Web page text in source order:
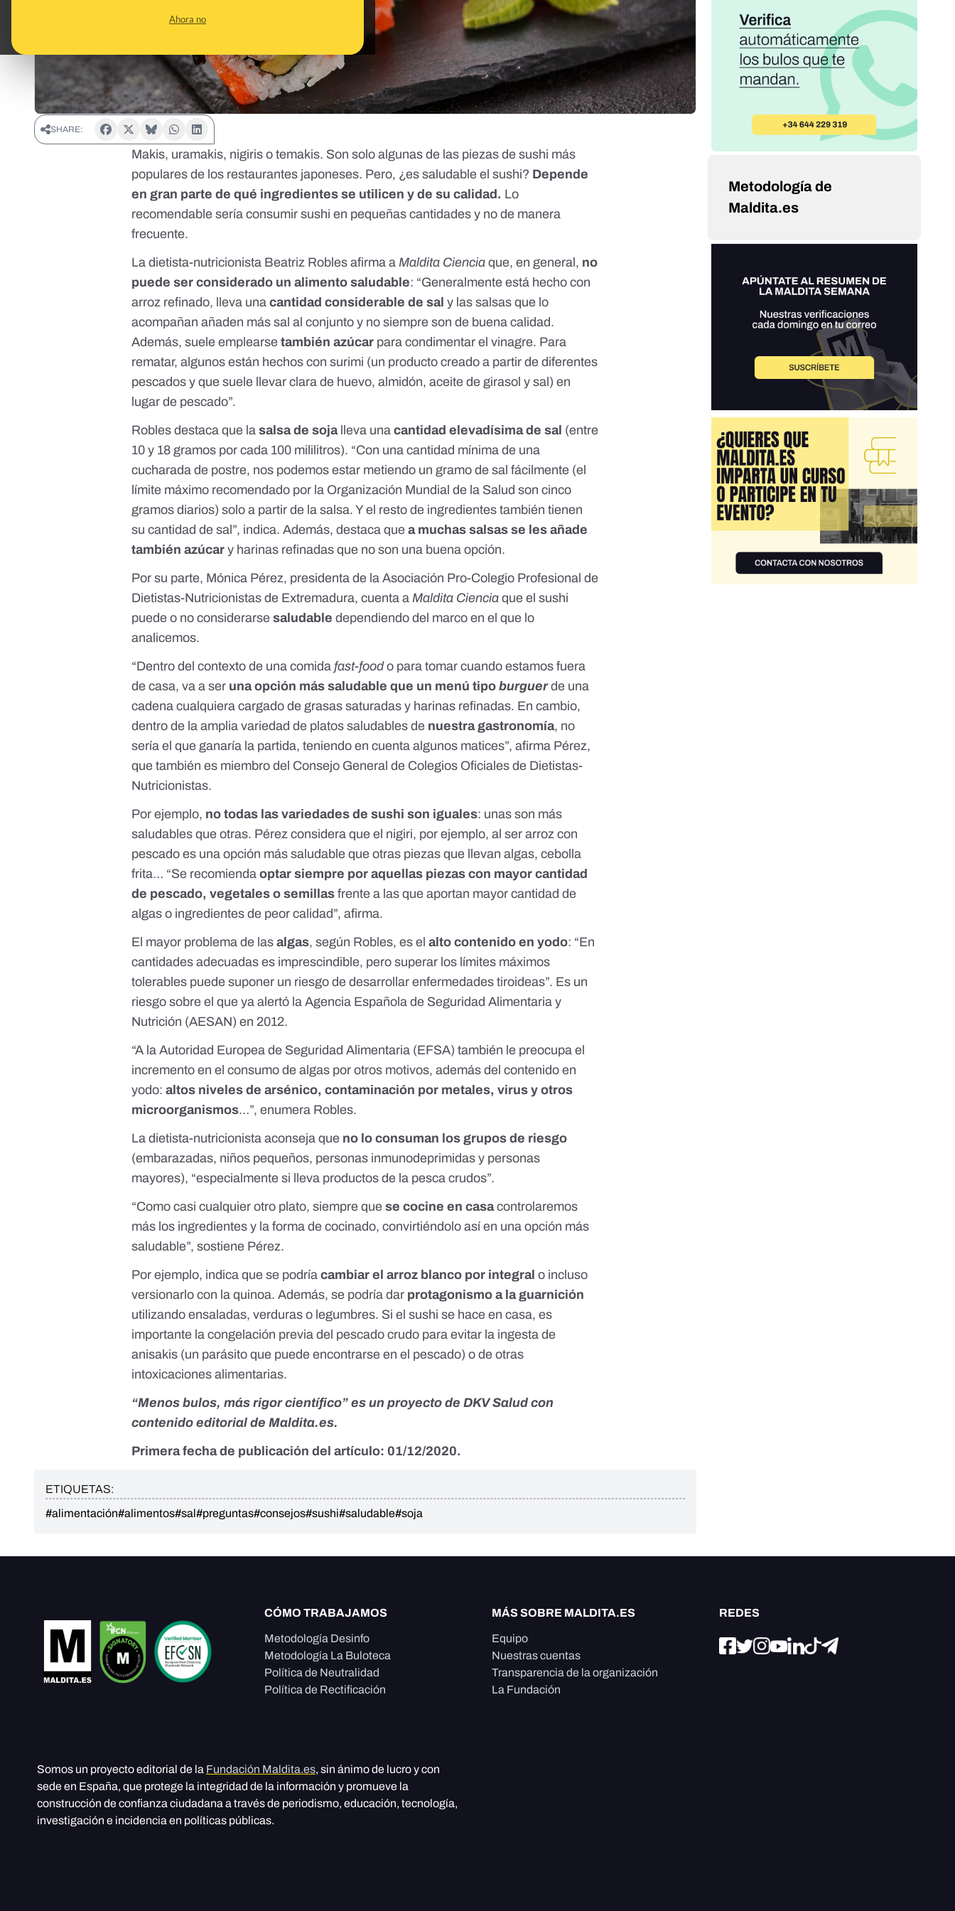
Ahora no
SHARE:
Makis, uramakis, nigiris o temakis. Son solo algunas de las piezas de sushi más
populares de los restaurantes japoneses. Pero, ¿es saludable el sushi? Depende
en gran parte de qué ingredientes se utilicen y de su calidad. Lo
recomendable sería consumir sushi en pequeñas cantidades y no de manera
frecuente.
La dietista-nutricionista Beatriz Roblesafirma aMaldita Ciencia que, en general, no
puede ser considerado un alimento saludable: “Generalmente está hecho con
arroz refinado, lleva unacantidad considerable de sal y las salsas que lo
acompañan añaden más sal al conjunto y no siempre son de buena calidad.
Además, suele emplearse también azúcar para condimentar el vinagre. Para
rematar, algunos están hechos con surimi (un producto creado a partir de diferentes
pescados y que suele llevar clara de huevo, almidón, aceite de girasol y sal) en
lugar de pescado”.
Robles destaca que lasalsa de sojalleva unacantidad elevadísima de sal (entre
10 y 18 gramos por cada 100 mililitros). “Con una cantidad mínima de una
cucharada de postre, nos podemos estar metiendo un gramo de sal fácilmente (el
límite máximo recomendado por la Organización Mundial de la Saludson cinco
gramos diarios) solo a partir de la salsa. Y el resto de ingredientes también tienen
su cantidad de sal”, indica. Además, destaca quea muchas salsas se les añade
también azúcar y harinas refinadas que no son una buena opción.
Por su parte, Mónica Pérez, presidenta de laAsociación Pro-Colegio Profesional de
Dietistas-Nutricionistas de Extremadura, cuenta a Maldita Cienciaque el sushi
puede o no considerarsesaludabledependiendo del marco en el que lo
analicemos.
“Dentro del contexto de una comida fast-foodo para tomar cuando estamos fuera
de casa, va a ser una opción más saludable que un menú tipoburguerde una
cadena cualquiera cargado de grasas saturadas y harinas refinadas. En cambio,
dentro de la amplia variedad de platos saludables de nuestra gastronomía, no
sería el que ganaría la partida, teniendo en cuenta algunos matices”, afirma Pérez,
que también es miembro del Consejo General de Colegios Oficiales de Dietistas-
Nutricionistas.
Por ejemplo, no todas las variedades de sushi son iguales: unas son más
saludables que otras. Pérez considera que el nigiri, por ejemplo, al ser arroz con
pescado es una opción más saludable que otras piezas que llevan algas, cebolla
frita… “Se recomiendaoptar siempre por aquellas piezas con mayor cantidad
de pescado, vegetales o semillas frente a las que aportan mayor cantidad de
algas o ingredientes de peor calidad”, afirma.
El mayor problema de lasalgas, según Robles, es elalto contenido en yodo: “En
cantidades adecuadas es imprescindible, pero superar los límites máximos
tolerables puede suponer un riesgo de desarrollarenfermedades tiroideas”. Es un
riesgo sobre el que yaalertó la Agencia Española de Seguridad Alimentaria y
Nutrición (AESAN) en 2012.
“A la Autoridad Europea de Seguridad Alimentaria (EFSA) también le preocupa el
incremento en el consumo de algas por otros motivos, además del contenido en
yodo:altos niveles de arsénico, contaminación por metales, virus y otros
microorganismos…”, enumera Robles.
La dietista-nutricionista aconseja que no lo consuman los grupos de riesgo
(embarazadas, niños pequeños, personas inmunodeprimidas y personas
mayores), “especialmente si lleva productos de la pesca crudos”.
“Como casi cualquier otro plato, siempre que se cocine en casacontrolaremos
más los ingredientes y la forma de cocinado, convirtiéndolo así en una opción más
saludable”, sostiene Pérez.
Por ejemplo, indica que se podría cambiar el arroz blanco por integral o incluso
versionarlo con la quinoa. Además, se podría dar protagonismo a la guarnición
utilizando ensaladas, verduras o legumbres. Si el sushi se hace en casa, es
importante la congelación previa del pescado crudo para evitar la ingesta de
anisakis (un parásito que puede encontrarse en el pescado) o de otras
intoxicaciones alimentarias.
“Menos bulos, más rigor científico” es un proyecto deDKV Saludcon
contenido editorial de Maldita.es.
Primera fecha de publicación del artículo: 01/12/2020.
ETIQUETAS:
#alimentación#alimentos#sal#preguntas#consejos#sushi#saludable#soja
Metodología de
Maldita.es
CÓMO TRABAJAMOS
Metodología Desinfo
Metodología La Buloteca
Política de Neutralidad
Política de Rectificación
MÁS SOBRE MALDITA.ES
Equipo
Nuestras cuentas
Transparencia de la organización
La Fundación
REDES
Somos un proyecto editorial de la Fundación Maldita.es, sin ánimo de lucro y con
sede en España, que protege la integridad de la información y promueve la
construcción de confianza ciudadana a través de periodismo, educación, tecnología,
investigación e incidencia en políticas públicas.